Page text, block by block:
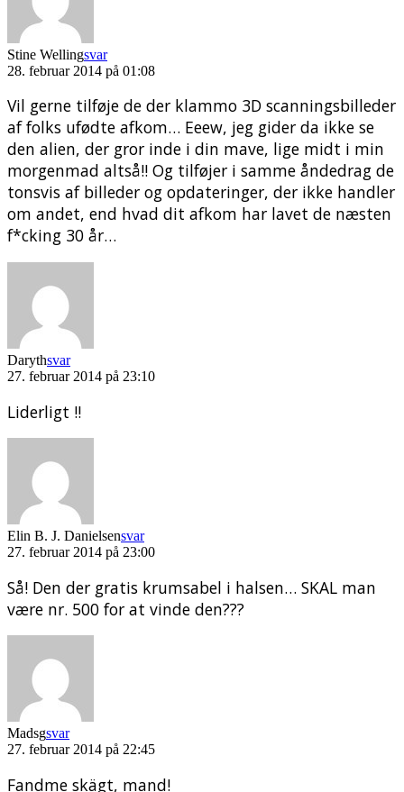
Stine Wellingsvar
28. februar 2014 på 01:08
Vil gerne tilføje de der klammo 3D scanningsbilleder
af folks ufødte afkom… Eeew, jeg gider da ikke se
den alien, der gror inde i din mave, lige midt i min
morgenmad altså!! Og tilføjer i samme åndedrag de
tonsvis af billeder og opdateringer, der ikke handler
om andet, end hvad dit afkom har lavet de næsten
f*cking 30 år…
Darythsvar
27. februar 2014 på 23:10
Liderligt !!
Elin B. J. Danielsensvar
27. februar 2014 på 23:00
Så! Den der gratis krumsabel i halsen… SKAL man
være nr. 500 for at vinde den???
Madsgsvar
27. februar 2014 på 22:45
Fandme skägt, mand!